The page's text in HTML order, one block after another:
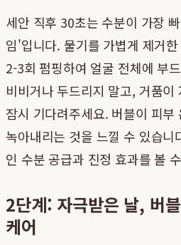
세안 직후 30초는 수분이 가장
임'입니다. 물기를 가볍게 제거
2-3회 펌핑하여 얼굴 전체에 부
비비거나 두드리지 말고, 거품
잠시 기다려주세요. 버블이 피부
녹아내리는 것을 느낄 수 있습니
인 수분 공급과 진정 효과를 볼
2단계: 자극받은 날, 버
케어